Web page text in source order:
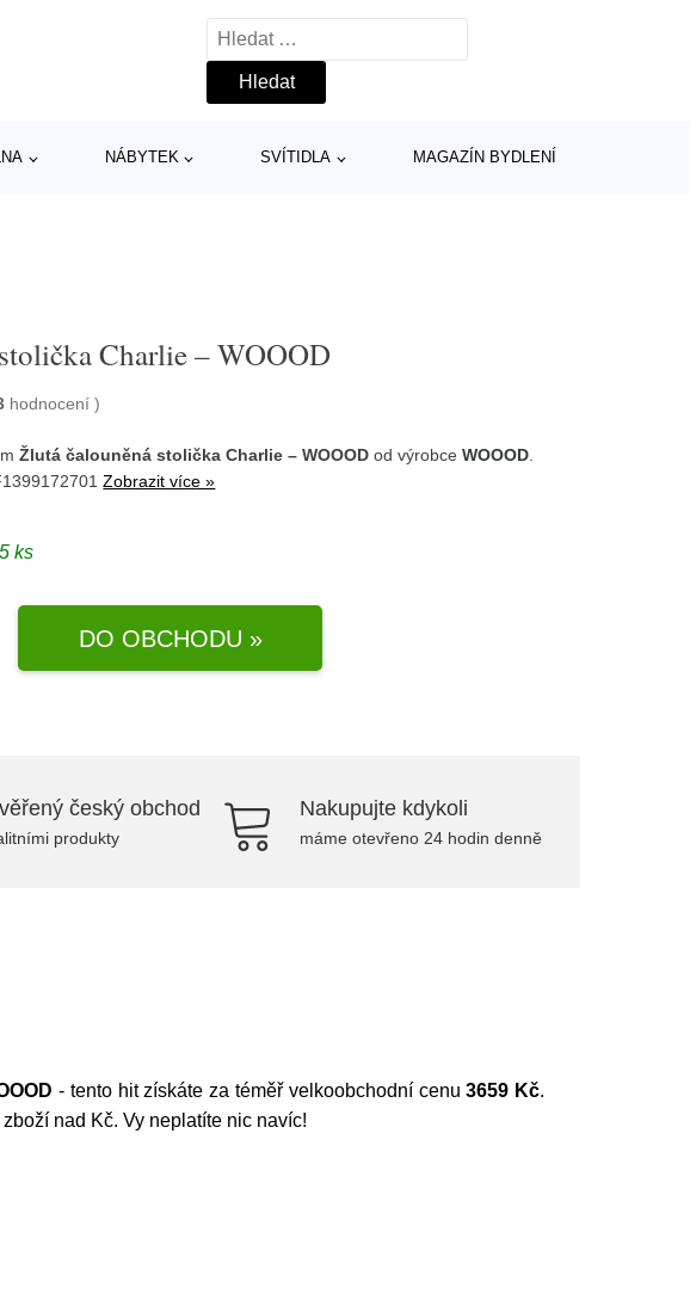
Vyhledávání
NÁBYTEK SVÍTIDLA MAGAZÍN BYDLENÍ
Charlie – WOOOD
hodnocení)
Žlutá čalouněná stolička Charlie – WOOOD od výrobceWOOOD
Zobrazit více »
ks
DO OBCHODU »
český obchod
produkty
Nakupujte kdykoli
máme otevřeno 24 hodin denně
- tento hit získáte za téměř velkoobchodní cenu3659 Kč.
nad Kč. Vy neplatíte nic navíc!